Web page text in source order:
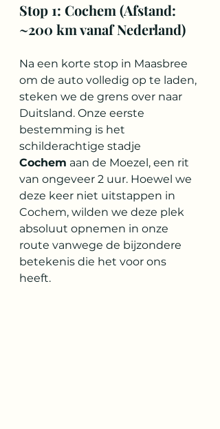
Stop 1: Cochem (Afstand:
~200 km vanaf Nederland)
Na een korte stop in Maasbree
om de auto volledig op te laden,
steken we de grens over naar
Duitsland. Onze eerste
bestemming is het
schilderachtige stadje
Cochem aan de Moezel, een rit
van ongeveer 2 uur. Hoewel we
deze keer niet uitstappen in
Cochem, wilden we deze plek
absoluut opnemen in onze
route vanwege de bijzondere
betekenis die het voor ons
heeft.